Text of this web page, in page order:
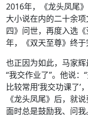
2016年，《龙头凤尾
大小说在内的二十余
四》问世，再度入选
年，《双天至尊》终于
也正因为如此，马家
“我交作业了”。他说
比较常用‘我交功课了
《龙头凤尾》后，就
面时总是鼓励我、问我